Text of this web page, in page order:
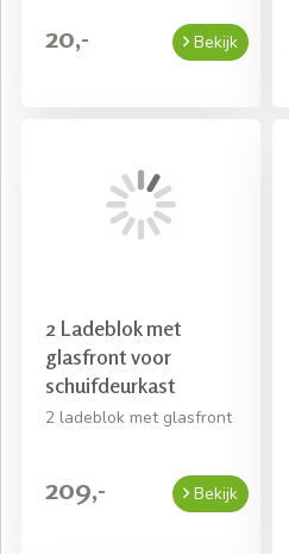
20,- Bekijk
2 Ladeblok met
glasfront voor
schuifdeurkast
2 ladeblok met glasfront
209,- Bekijk